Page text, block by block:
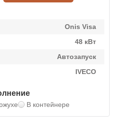
Onis Visa
48 кВт
Автозапуск
IVECO
В контейнере